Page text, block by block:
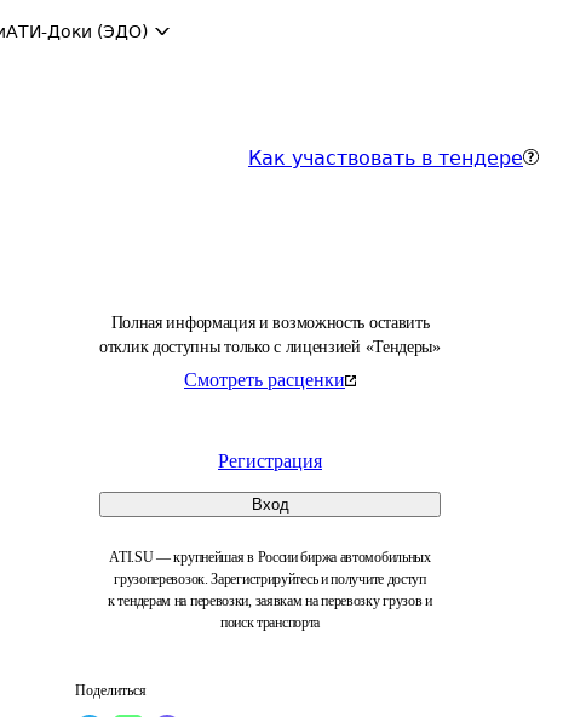
АТИ-Доки (ЭДО)
Как участвовать в тендере
Полная информация и возможность оставить
отклик доступны только с лицензией «Тендеры»
Смотреть расценки
Регистрация
Вход
ATI.SU — крупнейшая в России биржа автомобильных
грузоперевозок. Зарегистрируйтесь и получите доступ
к тендерам на перевозки, заявкам на перевозку грузов и
поиск транспорта
Поделиться